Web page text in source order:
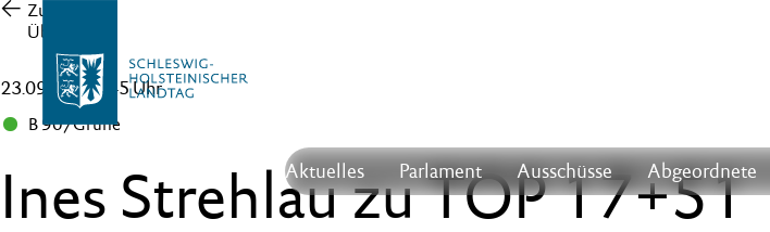
Aktuelles Parlament Ausschüsse Abgeordnete
Zur
Übersicht
23.09.21 , 13:45 Uhr
B 90/Grüne
Ines Strehlau zu TOP 17+51